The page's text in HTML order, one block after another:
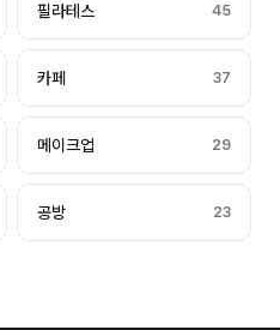
필라테스 45
카페 37
메이크업 29
공방 23